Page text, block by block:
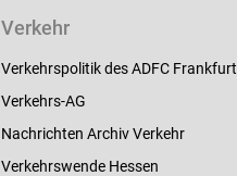
Verkehr
Verkehrspolitik des ADFC Frankfurt
Verkehrs-AG
Nachrichten Archiv Verkehr
Verkehrswende Hessen